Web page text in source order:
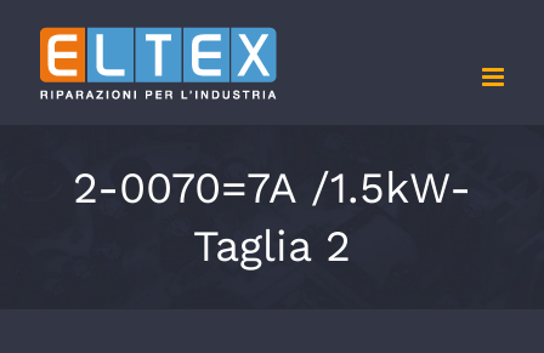
contenuto
2-0070=7A /1.5kW-
Taglia 2